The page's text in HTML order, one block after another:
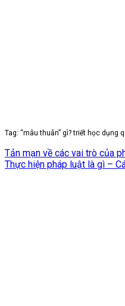
Tag: “mâu thuẫn” gì? triết học dụng
Tản mạn về các vai trò của
Thực hiện pháp luật là gì –